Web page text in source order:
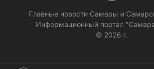
Главные новости Самары и
Информационный портал
© 2026 г.